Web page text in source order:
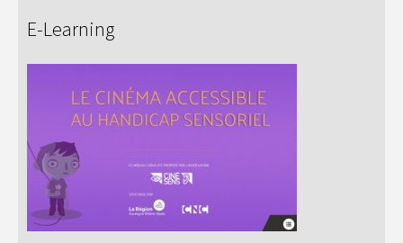
E-Learning